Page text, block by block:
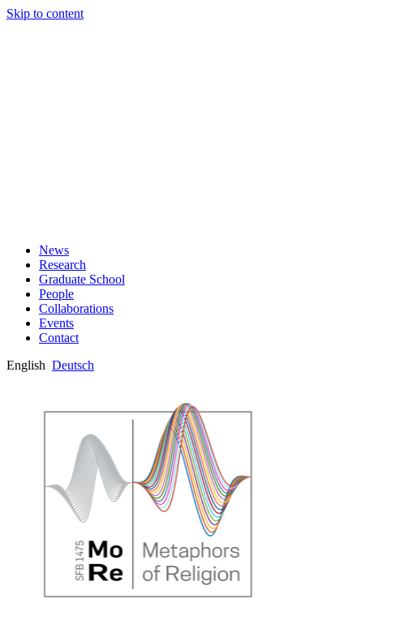
Skip to content
News
Research
Graduate School
People
Collaborations
Events
Contact
English Deutsch